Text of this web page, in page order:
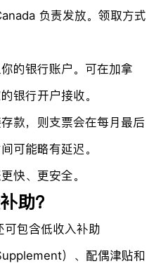
负责发放。领取方式
的银行账户。可在加拿
银行开户接收。
款，则支票会在每月最后
可能略有延迟。
快、更安全。
助？
可包含低收入补助
）、配偶津贴和